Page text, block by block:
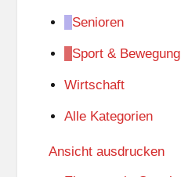
Senioren
Sport & Bewegung
Wirtschaft
Alle Kategorien
Ansicht ausdrucken